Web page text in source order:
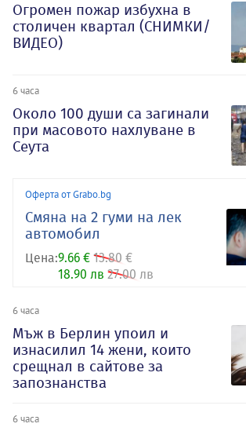
Огромен пожар избухна в
столичен квартал (СНИМКИ/
ВИДЕО)
6 часа
Около 100 души са загинали
при масовото нахлуване в
Сеута
Оферта от Grabo.bg
Смяна на 2 гуми на лек
автомобил
Цена:9.66 € 13.80 €
18.90 лв 27.00 лв
6 часа
Мъж в Берлин упоил и
изнасилил 14 жени, които
срещнал в сайтове за
запознанства
6 часа